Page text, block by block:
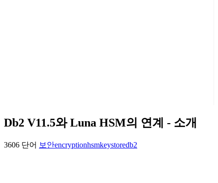
Db2 V11.5와 Luna HSM의 연계 - 소개
3606 단어 보안encryptionhsmkeystoredb2